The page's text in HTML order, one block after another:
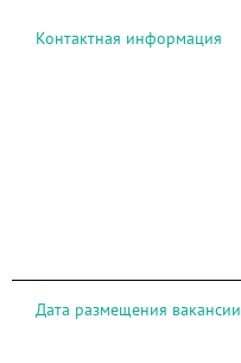
Контактная информация
Дата размещения вакансии